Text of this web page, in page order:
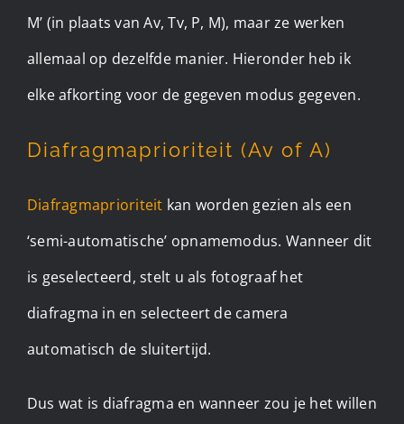
M’ (in plaats van Av, Tv, P, M), maar ze werken
allemaal op dezelfde manier. Hieronder heb ik
elke afkorting voor de gegeven modus gegeven.
Diafragmaprioriteit (Av of A)
Diafragmaprioriteit kan worden gezien als een
‘semi-automatische’ opnamemodus. Wanneer dit
is geselecteerd, stelt u als fotograaf het
diafragma in en selecteert de camera
automatisch de sluitertijd.
Dus wat is diafragma en wanneer zou je het willen